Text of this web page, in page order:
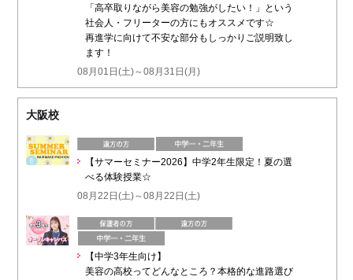
「高卒取りながら美容の勉強がしたい！」という
社会人・フリーターの方にもオススメです☆
再進学に向けて不安な部分もしっかりご説明致し
ます！
08月01日(土)～08月31日(月)
大阪校
【サマーセミナー2026】中学2年生限定！夏の選
べる体験授業☆
08月22日(土)～08月22日(土)
【中学3年生向け】
美容の高校ってどんなところ？本格的な進路選び